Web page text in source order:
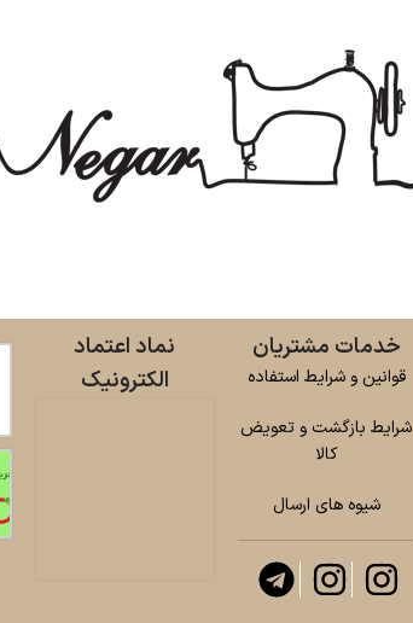
خدمات مشتریان
قوانین و شرایط استفاده
شرایط بازگشت و تعویض
کالا
شیوه های ارسال
نماد اعتماد
الکترونیک